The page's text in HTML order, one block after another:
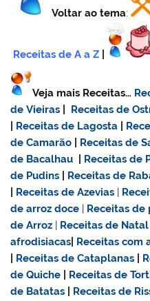
Voltar ao tema:
Receitas de A a Z
Veja mais Receitas…
de Vieiras
Receitas de
Receitas de Lagosta
de Camarão
Receitas de
de Bacalhau
Receitas de
de Pudins
Receitas de
Receitas de Azevias
dearroz doce Receitas de
de Arroz
Receitas de Natal
afrodisiacas
Receitas com
Receitas de Cataplanas
de Quiche
Receitas de
de Batatas
Receitas de